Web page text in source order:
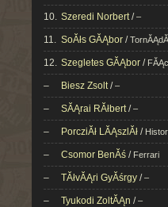
10. Szeredi Norbert/–
11. SoĂłs GĂĄbor /
12. Szegletes GĂĄbor /
– Biesz Zsolt/–
– SĂĄrai RĂłbert/–
– PorcziĂł LĂĄszlĂł /
– Csomor BenĂś / Ferrari
– TĂłvĂĄri GyĂśrgy /–
– Tyukodi ZoltĂĄn /–